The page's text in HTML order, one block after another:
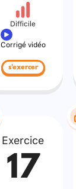
Difficile
Corrigé vidéo
s'exercer
Exercice
17